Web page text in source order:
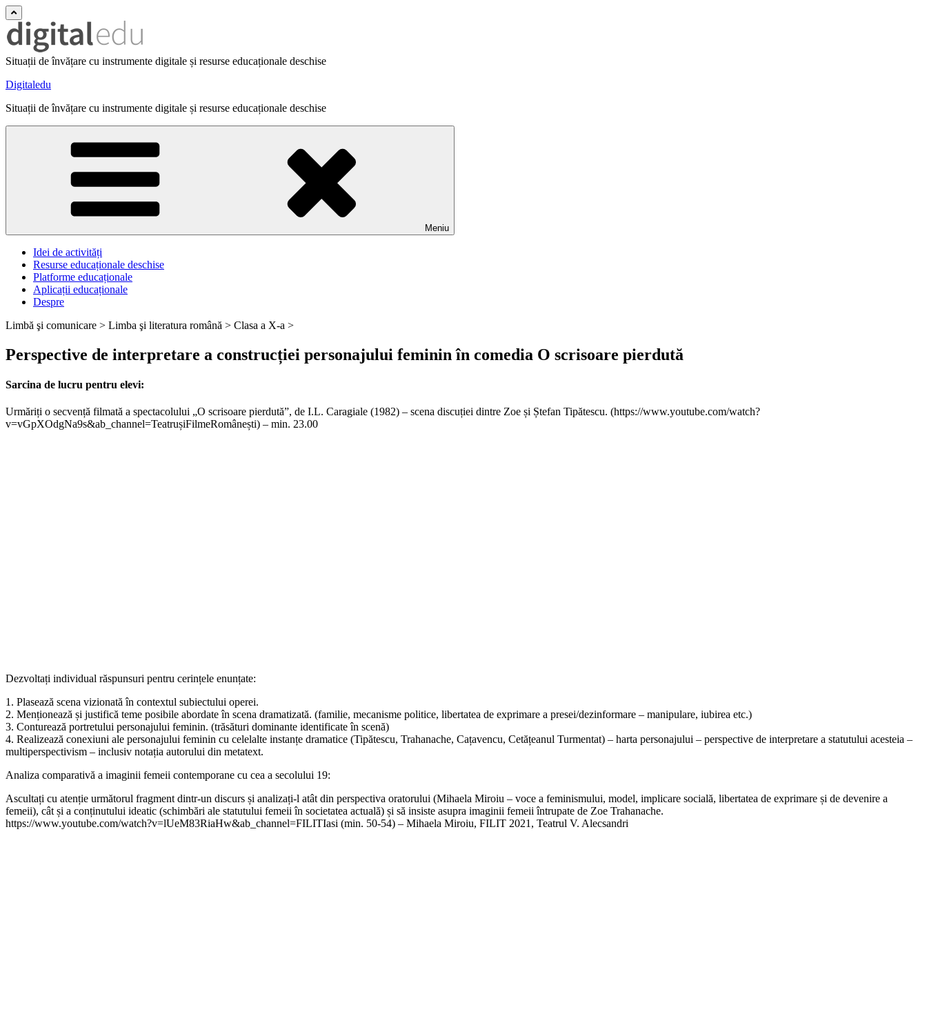
Situații de învățare cu instrumente digitale și resurse educaționale deschise
Digitaledu
Situații de învățare cu instrumente digitale și resurse educaționale deschise
Meniu
Idei de activități
Resurse educaționale deschise
Platforme educaționale
Aplicații educaționale
Despre
Limbă şi comunicare > Limba şi literatura română > Clasa a X-a >
Perspective de interpretare a construcției personajului feminin în comedia O scrisoare pierdută
Sarcina de lucru pentru elevi:
Urmăriți o secvență filmată a spectacolului „O scrisoare pierdută”, de I.L. Caragiale (1982) – scena discuției dintre Zoe și Ștefan Tipătescu. (https://www.youtube.com/watch?
v=vGpXOdgNa9s&ab_channel=TeatrușiFilmeRomânești) – min. 23.00
Dezvoltați individual răspunsuri pentru cerințele enunțate:
1. Plasează scena vizionată în contextul subiectului operei.
2. Menționează și justifică teme posibile abordate în scena dramatizată. (familie, mecanisme politice, libertatea de exprimare a presei/dezinformare – manipulare, iubirea etc.)
3. Conturează portretului personajului feminin. (trăsături dominante identificate în scenă)
4. Realizează conexiuni ale personajului feminin cu celelalte instanțe dramatice (Tipătescu, Trahanache, Cațavencu, Cetățeanul Turmentat) – harta personajului – perspective de interpretare a statutului acesteia –
multiperspectivism – inclusiv notația autorului din metatext.
Analiza comparativă a imaginii femeii contemporane cu cea a secolului 19:
Ascultați cu atenție următorul fragment dintr-un discurs și analizați-l atât din perspectiva oratorului (Mihaela Miroiu – voce a feminismului, model, implicare socială, libertatea de exprimare și de devenire a
femeii), cât și a conținutului ideatic (schimbări ale statutului femeii în societatea actuală) și să insiste asupra imaginii femeii întrupate de Zoe Trahanache.
https://www.youtube.com/watch?v=lUeM83RiaHw&ab_channel=FILITIasi (min. 50-54) – Mihaela Miroiu, FILIT 2021, Teatrul V. Alecsandri